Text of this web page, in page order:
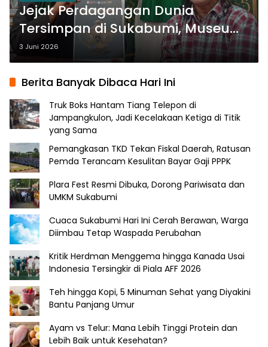
Jejak Perdagangan Dunia
Tersimpan di Sukabumi, Museum
Prabu Siliwangi dan BRIN Siapkan
Katalog Ilmiah
3 Juni 2026
Berita Banyak Dibaca Hari Ini
Truk Boks Hantam Tiang Telepon di
Jampangkulon, Jadi Kecelakaan Ketiga di Titik
yang Sama
Pemangkasan TKD Tekan Fiskal Daerah, Ratusan
Pemda Terancam Kesulitan Bayar Gaji PPPK
Plara Fest Resmi Dibuka, Dorong Pariwisata dan
UMKM Sukabumi
Cuaca Sukabumi Hari Ini Cerah Berawan, Warga
Diimbau Tetap Waspada Perubahan
Kritik Herdman Menggema hingga Kanada Usai
Indonesia Tersingkir di Piala AFF 2026
Teh hingga Kopi, 5 Minuman Sehat yang Diyakini
Bantu Panjang Umur
Ayam vs Telur: Mana Lebih Tinggi Protein dan
Lebih Baik untuk Kesehatan?